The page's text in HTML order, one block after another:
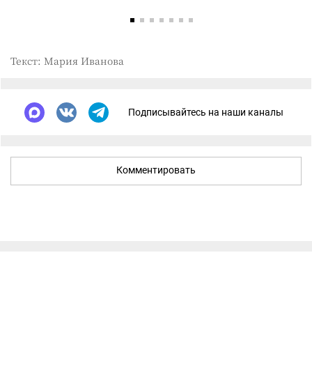
Текст: Мария Иванова
Подписывайтесь на наши каналы
Комментировать